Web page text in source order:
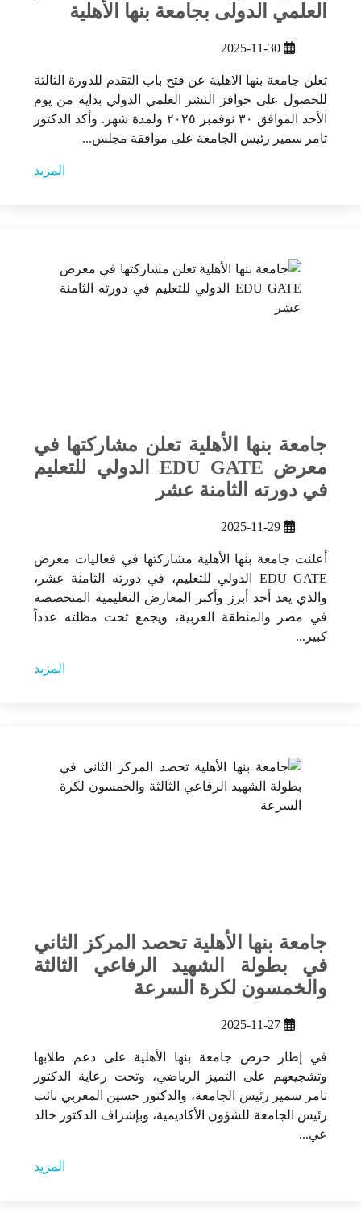
العلمي الدولى بجامعة بنها الأهلية
2025-11-30
تعلن جامعة بنها الاهلية عن فتح باب التقدم للدورة الثالثة
للحصول على حوافز النشر العلمي الدولي بداية من يوم
الأحد الموافق ٣٠ نوفمبر ٢٠٢٥ ولمدة شهر. وأكد الدكتور
تامر سمير رئيس الجامعة على موافقة مجلس...
المزيد
جامعة بنها الأهلية تعلن مشاركتها في
معرض EDU GATE الدولي للتعليم
في دورته الثامنة عشر
2025-11-29
أعلنت جامعة بنها الأهلية مشاركتها في فعاليات معرض
EDU GATE الدولي للتعليم، في دورته الثامنة عشر،
والذي يعد أحد أبرز وأكبر المعارض التعليمية المتخصصة
في مصر والمنطقة العربية، ويجمع تحت مظلته عدداً
كبير...
المزيد
جامعة بنها الأهلية تحصد المركز الثاني
في بطولة الشهيد الرفاعي الثالثة
والخمسون لكرة السرعة
2025-11-27
في إطار حرص جامعة بنها الأهلية على دعم طلابها
وتشجيعهم على التميز الرياضي، وتحت رعاية الدكتور
تامر سمير رئيس الجامعة، والدكتور حسين المغربي نائب
رئيس الجامعة للشؤون الأكاديمية، وبإشراف الدكتور خالد
عي...
المزيد